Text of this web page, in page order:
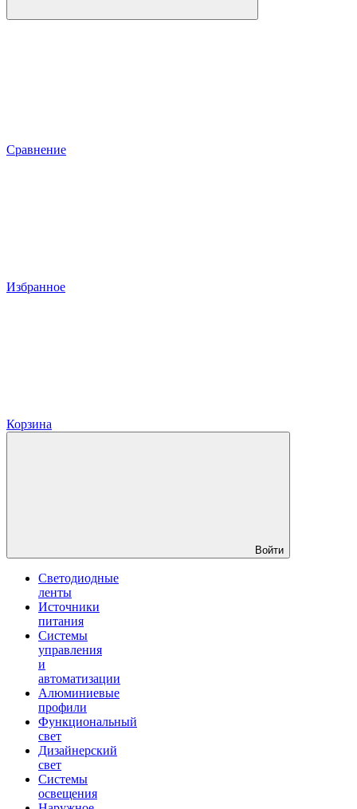
Сравнение
Избранное
Корзина
Войти
Светодиодные
ленты
Источники
питания
Системы
управления
и
автоматизации
Алюминиевые
профили
Функциональный
свет
Дизайнерский
свет
Системы
освещения